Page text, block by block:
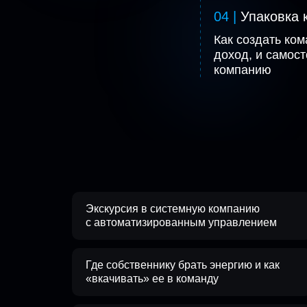
Как создать
доход, и
компанию
04 | Упаковка
Экскурсия в системную компанию
с автоматизированным управлением
Где собственнику брать энергию и как
«вкачивать» ее в команду
автоматизированным управлением
13.Собрания персонала: как проводить,